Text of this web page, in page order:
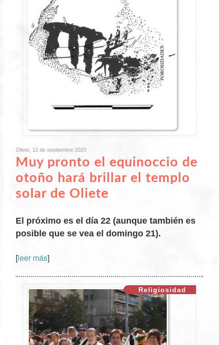
Oliete, 12 de septiembre 2025
Muy pronto el equinoccio de
otoño hará brillar el templo
solar de Oliete
El próximo es el día 22 (aunque también es
posible que se vea el domingo 21).
[leer más]
Religiosidad